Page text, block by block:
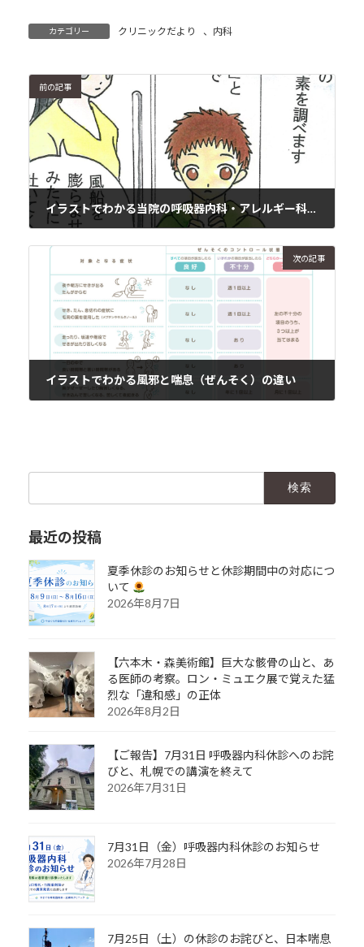
カテゴリー クリニックだより 、 内科
前の記事
イラストでわかる当院の呼吸器内科・アレルギー科、検査の流れ
次の記事
イラストでわかる風邪と喘息（ぜんそく）の違い
最近の投稿
夏季休診のお知らせと休診期間中の対応につ
いて
2026年8月7日
【六本木・森美術館】巨大な骸骨の山と、あ
る医師の考察。ロン・ミュエク展で覚えた猛
烈な「違和感」の正体
2026年8月2日
【ご報告】7月31日 呼吸器内科休診へのお詫
びと、札幌での講演を終えて
2026年7月31日
7月31日（金）呼吸器内科休診のお知らせ
2026年7月28日
7月25日（土）の休診のお詫びと、日本喘息